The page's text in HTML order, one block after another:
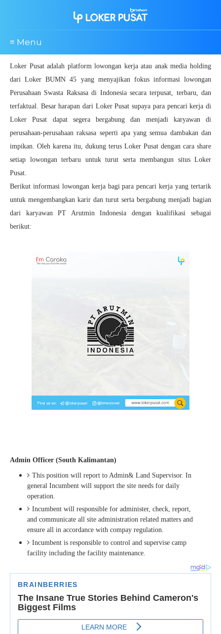
≡ Menu
Loker Pusat adalah platform lowongan kerja atau anak media holding
dari Loker BUMN 45 yang menyajikan fokus informasi lowongan
Perusahaan Swasta Raksasa di Indonesia secara terpusat, terbaru, dan
terfaktual. Besar harapan dari Loker Pusat supaya para pencari kerja di
Loker Pusat dapat segera bergabung dan menjadi karyawan di
perusahaan-perusahaan raksasa seperti apa yang semua dambakan dan
impikan. Oleh karena itu, dukung terus Loker Pusat dengan cara share
setiap lowongan terbaru untuk turut serta membangun situs Loker
Pusat.
Berikut informasi lowongan kerja bagi para pencari kerja yang tertarik
untuk mengembangkan karir dan turut serta bergabung menjadi bagian
dari karyawan PT Arutmin Indonesia dengan kualifikasi sebagai
berikut:
Admin Officer (South Kalimantan)
This position will report to Admin& Land Supervisor. In
general Incumbent will support the site needs for daily
operation.
Incumbent will responsible for administer, check, report,
and communicate all site administration related matters and
ensure all in accordance with compay regulation.
Incumbent is responsible to control and supervise camp
facility including the facility maintenance.